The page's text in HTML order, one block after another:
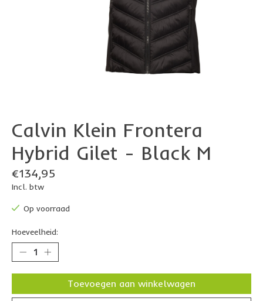
Calvin Klein Frontera
Hybrid Gilet - Black M
€134,95
Incl. btw
Op voorraad
Hoeveelheid:
Toevoegen aan winkelwagen